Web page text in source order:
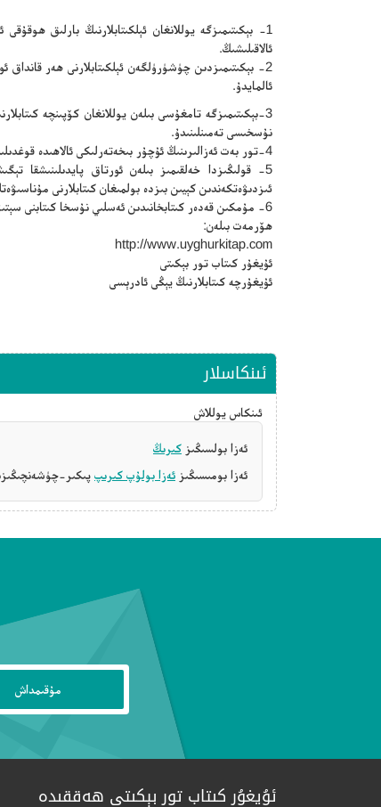
1- بېكىتىمىزگە يوللانغان ئېلكىتابلارنىڭ بارلىق
ئالاقىلىشىڭ.
2- بېكىتىمىزدىن چۈشۈرۈلگەن ئېلكىتابلارنى ھەر
ئالمايدۇ.
3-بېكىتىمىزگە تامغۇسى بىلەن يوللانغان كۆپىنچە
نۇسخىسى تەمىنلىنىدۇ.
4-تور بەت ئەزالىرىنىڭ ئۇچۇر بىخەتەرلىكى ئالاھىدە قوغدىلىدۇ.
5- قولىڭىزدا خەلقىمىز بىلەن ئورتاق پايدىلىنىشقا
ئىزدىۋەتكەندىن كېيىن بىزدە بولمىغان كىتابلارنى
6- مۇمكىن قەدەر كىتابخانىدىن ئەسلىي نۇسخا كىتابنى سېتىۋېلىپ ئوقۇڭ.
ھۆرمەت بىلەن:
http://www.uyghurkitap.com
ئۇيغۇر كىتاب تور بېكىتى
ئۇيغۇرچە كىتابلارنىڭ يېڭى ئادرېسى
ئىنكاسلار
ئىنكاس يوللاش
ئەزا بولسىڭىز كىرىڭ
ئەزا بومىسىڭىز ئەزا بولۇپ كىرىپ پىكىر-
ئۇيغۇر كىتاب تور بېكىتى ھەققىدە